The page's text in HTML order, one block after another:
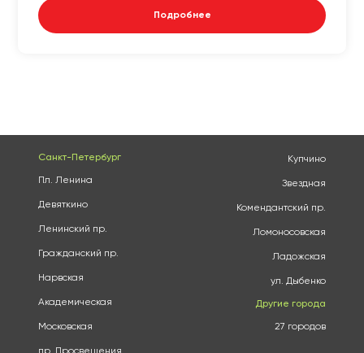
Подробнее
Санкт-Петербург
Пл. Ленина
Девяткино
Ленинский пр.
Гражданский пр.
Нарвская
Академическая
Московская
Купчино
Звездная
Комендантский пр.
Ломоносовская
Ладожская
ул. Дыбенко
Другие города
27 городов